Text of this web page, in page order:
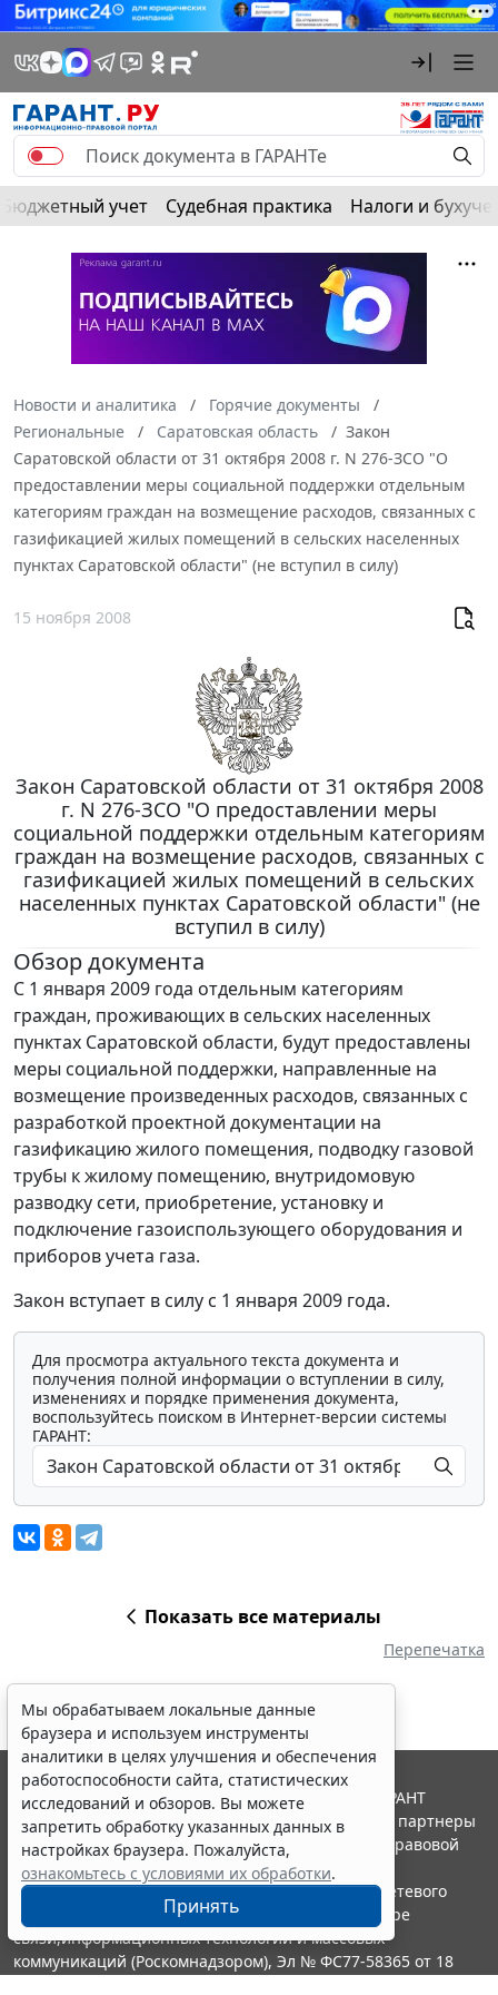
Бюджетный учет Судебная практика Налоги и
Новости и аналитика
Горячие документы
Региональные
Саратовская область
Закон
Саратовской области от 31 октября 2008 г. N 276-ЗСО "О
предоставлении меры социальной поддержки отдельным
категориям граждан на возмещение расходов, связанных с
газификацией жилых помещений в сельских населенных
пунктах Саратовской области" (не вступил в силу)
15 ноября 2008
Закон Саратовской области от 31 октября 2008
г. N 276-ЗСО "О предоставлении меры
социальной поддержки отдельным категориям
граждан на возмещение расходов, связанных с
газификацией жилых помещений в сельских
населенных пунктах Саратовской области" (не
вступил в силу)
Обзор документа
С 1 января 2009 года отдельным категориям
граждан, проживающих в сельских населенных
пунктах Саратовской области, будут предоставлены
меры социальной поддержки, направленные на
возмещение произведенных расходов, связанных с
разработкой проектной документации на
газификацию жилого помещения, подводку газовой
трубы к жилому помещению, внутридомовую
разводку сети, приобретение, установку и
подключение газоиспользующего оборудования и
приборов учета газа.
Закон вступает в силу с 1 января 2009 года.
Для просмотра актуального текста документа и
получения полной информации о вступлении в силу,
изменениях и порядке применения документа,
воспользуйтесь поиском в Интернет-версии системы
ГАРАНТ:
Показать все материалы
Перепечатка
Мы обрабатываем локальные данные
браузера и используем инструменты
аналитики в целях улучшения и обеспечения
работоспособности сайта, статистических
исследований и обзоров. Вы можете
запретить обработку указанных данных в
настройках браузера. Пожалуйста,
ознакомьтесь с условиями их обработки.
Принять
© ООО "НПП "ГАРАНТ-СЕРВИС", 2026. Система ГАРАНТ
выпускается с 1990 года. Компания "Гарант" и ее партнеры
являются участниками Российской ассоциации правовой
информации ГАРАНТ.
Портал ГАРАНТ.РУ зарегистрирован в качестве сетевого
издания Федеральной службой по надзору в сфере
связи,информационных технологий и массовых
коммуникаций (Роскомнадзором), Эл № ФС77-58365 от 18